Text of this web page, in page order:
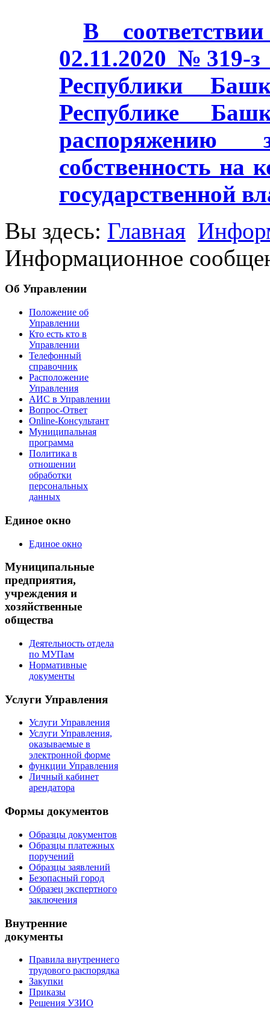
В
02.11.2020 №319-
Республики
Республике
распоряжению
собственность на
государственной
Вы здесь: Главная
Информационное
Об Управлении
Положение об
Управлении
Кто есть кто в
Управлении
Телефонный
справочник
Расположение
Управления
АИС в Управлении
Вопрос-Ответ
Online-Консультант
Муниципальная
программа
Политика в
отношении
обработки
персональных
данных
Единое окно
Единое окно
Муниципальные
предприятия,
учреждения и
хозяйственные
общества
Деятельность отдела
по МУПам
Нормативные
документы
Услуги Управления
Услуги Управления
Услуги Управления,
оказываемые в
электронной форме
функции Управления
Личный кабинет
арендатора
Формы документов
Образцы документов
Образцы платежных
поручений
Образцы заявлений
Безопасный город
Образец экспертного
заключения
Внутренние
документы
Правила внутреннего
трудового распорядка
Закупки
Приказы
Решения УЗИО